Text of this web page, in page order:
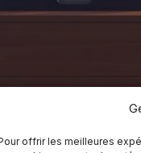
offrir les meilleures